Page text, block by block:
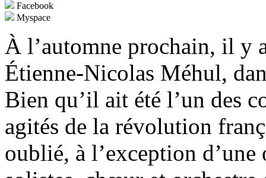
Facebook
Myspace
À l’automne prochain, il y
Étienne-Nicolas Méhul,
Bien qu’il ait été l’un des
agités de la révolution
oublié, à l’exception